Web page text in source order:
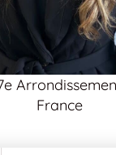
France